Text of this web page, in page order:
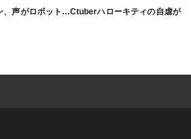
、声がロボット…Ctuberハローキティの自虐が